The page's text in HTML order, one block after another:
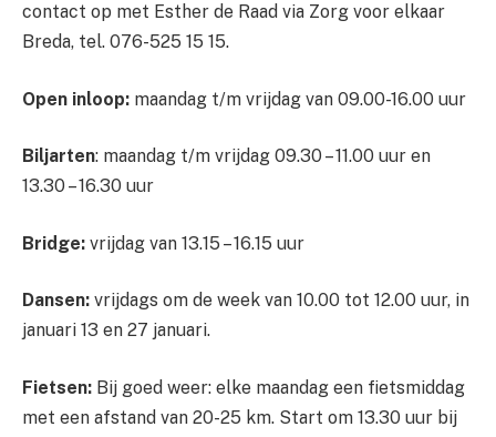
contact op met Esther de Raad via Zorg voor elkaar
Breda, tel. 076-525 15 15.
Open inloop: maandag t/m vrijdag van 09.00-16.00 uur
Biljarten: maandag t/m vrijdag 09.30 – 11.00 uur en
13.30 – 16.30 uur
Bridge: vrijdag van 13.15 – 16.15 uur
Dansen: vrijdags om de week van 10.00 tot 12.00 uur, in
januari 13 en 27 januari.
Fietsen: Bij goed weer: elke maandag een fietsmiddag
met een afstand van 20-25 km. Start om 13.30 uur bij